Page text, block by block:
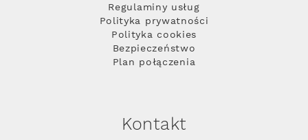
Regulaminy usług
Polityka prywatności
Polityka cookies
Bezpieczeństwo
Plan połączenia
Kontakt